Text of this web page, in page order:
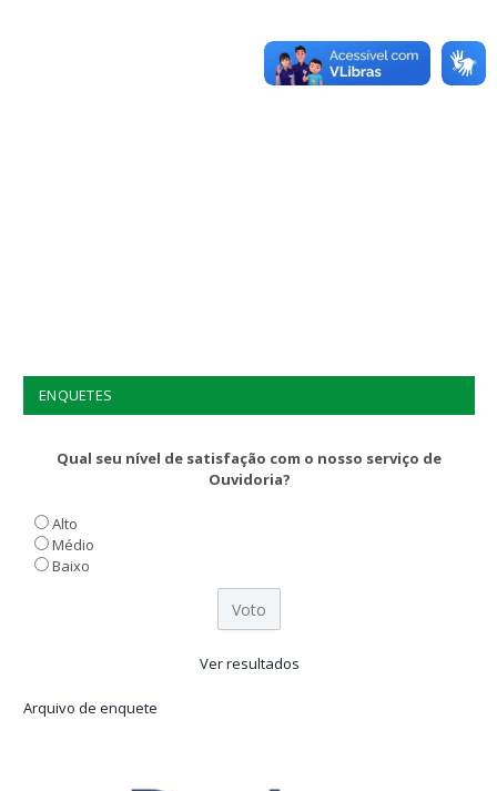
ENQUETES
Qual seu nível de satisfação com o nosso serviço de
Ouvidoria?
Alto
Médio
Baixo
Ver resultados
Arquivo de enquete